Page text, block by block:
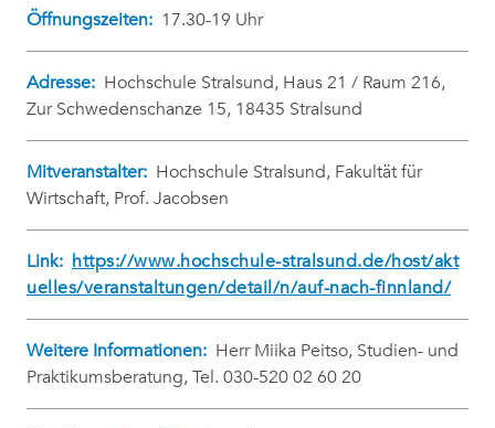
Öffnungszeiten: 17.30-19 Uhr
Adresse: Hochschule Stralsund, Haus 21 / Raum 216,
Zur Schwedenschanze 15, 18435 Stralsund
Mitveranstalter: Hochschule Stralsund, Fakultät für
Wirtschaft, Prof. Jacobsen
Link: https://www.hochschule-stralsund.de/host/akt
uelles/veranstaltungen/detail/n/auf-nach-finnland/
Weitere Informationen: Herr Miika Peitso, Studien- und
Praktikumsberatung, Tel. 030-520 02 60 20